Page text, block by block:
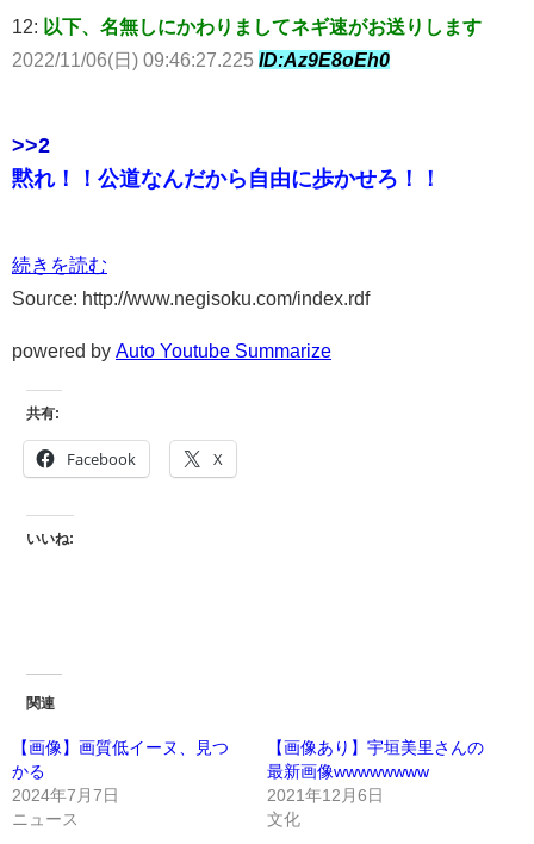
12: 以下、名無しにかわりましてネギ速がお送りします
2022/11/06(日) 09:46:27.225 ID:Az9E8oEh0
>>2
黙れ！！公道なんだから自由に歩かせろ！！
続きを読む
Source: http://www.negisoku.com/index.rdf
powered by Auto Youtube Summarize
共有:
Facebook X
いいね:
関連
【画像】画質低イーヌ、見つ
かる
2024年7月7日
ニュース
【画像あり】宇垣美里さんの
最新画像wwwwwwww
2021年12月6日
文化